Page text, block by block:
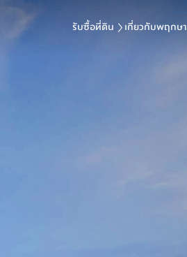
รับซื้อที่ดิน เกี่ยวกับพฤกษา